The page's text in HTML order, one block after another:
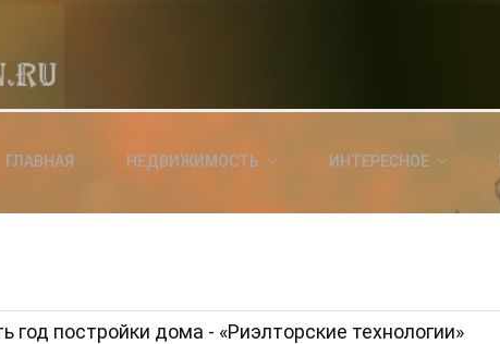
Забыли пароль?
Регистрация
ГЛАВНАЯ НЕДВИЖИМОСТЬ ИНТЕРЕСНОЕ
год постройки дома - «Риэлторские технологии»